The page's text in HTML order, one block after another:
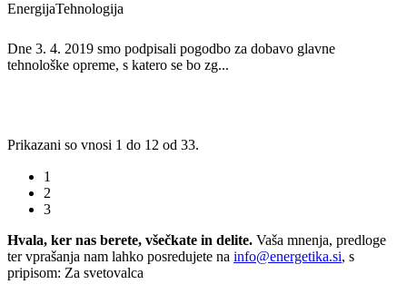
EnergijaTehnologija
Dne 3. 4. 2019 smo podpisali pogodbo za dobavo glavne
tehnološke opreme, s katero se bo zg...
Prikazani so vnosi 1 do 12 od 33.
1
2
3
Hvala, ker nas berete, všečkate in delite. Vaša mnenja, predloge
ter vprašanja nam lahko posredujete na info@energetika.si, s
pripisom: Za svetovalca